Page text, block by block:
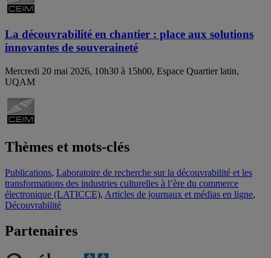
La découvrabilité en chantier : place aux solutions
innovantes de souveraineté
Mercredi 20 mai 2026, 10h30 à 15h00, Espace Quartier latin,
UQAM
Thèmes et mots-clés
Publications, Laboratoire de recherche sur la découvrabilité et les
transformations des industries culturelles à l’ère du commerce
électronique (LATICCE), Articles de journaux et médias en ligne,
Découvrabilité
Partenaires